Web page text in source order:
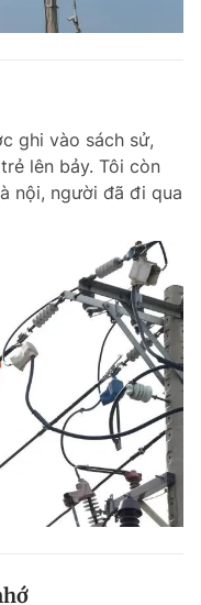
ghi vào sách sử,
lên bảy. Tôi còn
nội, người đã đi qua